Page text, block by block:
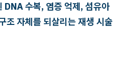
DNA 수복, 염증 억제, 섬유아
조 자체를 되살리는 재생 시술